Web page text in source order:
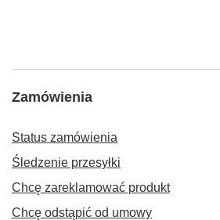
Zamówienia
Status zamówienia
Śledzenie przesyłki
Chcę zareklamować produkt
Chcę odstąpić od umowy